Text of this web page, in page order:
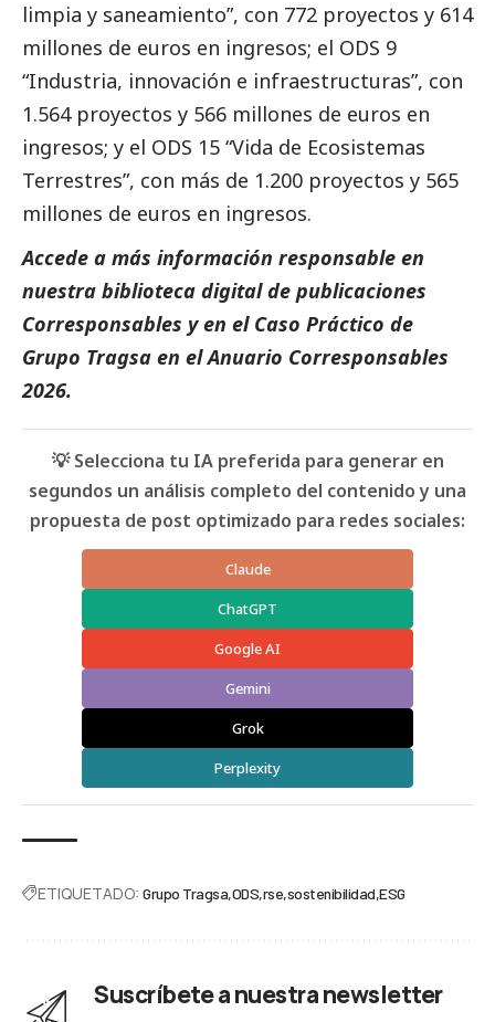
limpia y saneamiento”, con 772 proyectos y 614
millones de euros en ingresos; el ODS 9
“Industria, innovación e infraestructuras”, con
1.564 proyectos y 566 millones de euros en
ingresos; y el ODS 15 “Vida de Ecosistemas
Terrestres”, con más de 1.200 proyectos y 565
millones de euros en ingresos.
Accede a más información responsable en
nuestra biblioteca digital de publicaciones
Corresponsables y en el Caso Práctico de
Grupo Tragsa en elAnuario Corresponsables
2026.
💡 Selecciona tu IA preferida para generar en
segundos un análisis completo del contenido y una
propuesta de post optimizado para redes sociales:
Claude
ChatGPT
Google AI
Gemini
Grok
Perplexity
ETIQUETADO: Grupo Tragsa ODS rse sostenibilidad ESG
Suscríbete a nuestra newsletter